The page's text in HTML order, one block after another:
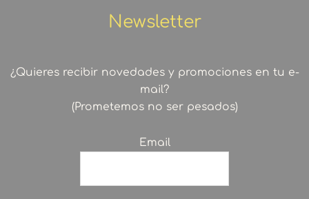
Newsletter
¿Quieres recibir novedades y promociones en tu e-
mail?
(Prometemos no ser pesados)
Email